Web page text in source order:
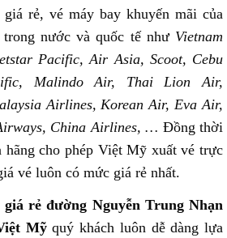
rẻ, vé máy bay khuyến mãi của
trong nước và quốc tế như Vietnam
Pacific, Air Asia, Scoot, Cebu
Malindo Air, Thai Lion Air,
Airlines, Korean Air, Eva Air,
China Airlines, … Đồng thời
hãng cho phép Việt Mỹ xuất vé trực
vé luôn có mức giá rẻ nhất.
giá rẻ đường Nguyễn Trung Nhạn
Mỹquý khách luôn dễ dàng lựa